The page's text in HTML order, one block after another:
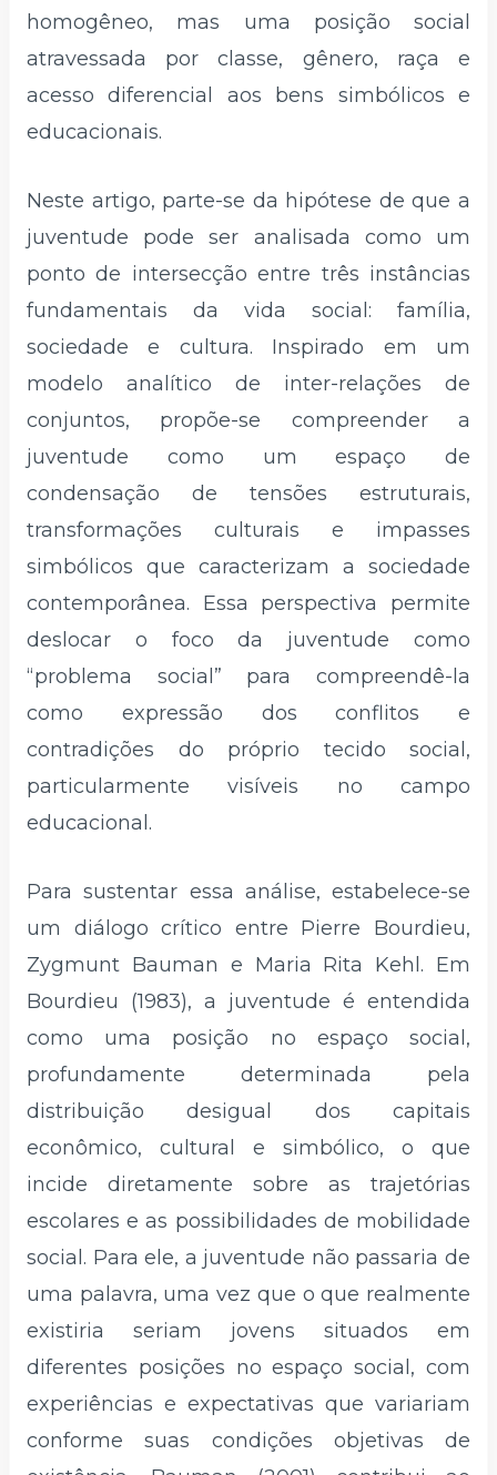
homogêneo, mas uma posição social
atravessada por classe, gênero, raça e
acesso diferencial aos bens simbólicos e
educacionais.
Neste artigo, parte-se da hipótese de que a
juventude pode ser analisada como um
ponto de intersecção entre três instâncias
fundamentais da vida social: família,
sociedade e cultura. Inspirado em um
modelo analítico de inter-relações de
conjuntos, propõe-se compreender a
juventude como um espaço de
condensação de tensões estruturais,
transformações culturais e impasses
simbólicos que caracterizam a sociedade
contemporânea. Essa perspectiva permite
deslocar o foco da juventude como
“problema social” para compreendê-la
como expressão dos conflitos e
contradições do próprio tecido social,
particularmente visíveis no campo
educacional.
Para sustentar essa análise, estabelece-se
um diálogo crítico entre Pierre Bourdieu,
Zygmunt Bauman e Maria Rita Kehl. Em
Bourdieu (1983), a juventude é entendida
como uma posição no espaço social,
profundamente determinada pela
distribuição desigual dos capitais
econômico, cultural e simbólico, o que
incide diretamente sobre as trajetórias
escolares e as possibilidades de mobilidade
social. Para ele, a juventude não passaria de
uma palavra, uma vez que o que realmente
existiria seriam jovens situados em
diferentes posições no espaço social, com
experiências e expectativas que variariam
conforme suas condições objetivas de